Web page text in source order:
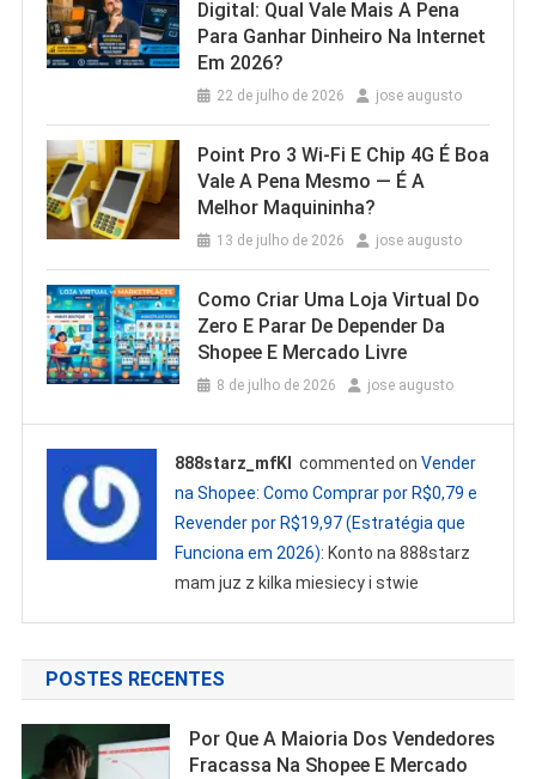
Digital: Qual Vale Mais A Pena
Para Ganhar Dinheiro Na Internet
Em 2026?
22 de julho de 2026 jose augusto
Point Pro 3 Wi‑Fi E Chip 4G É Boa
Vale A Pena Mesmo — É A
Melhor Maquininha?
13 de julho de 2026 jose augusto
Como Criar Uma Loja Virtual Do
Zero E Parar De Depender Da
Shopee E Mercado Livre
8 de julho de 2026 jose augusto
888starz_mfKl commented onVender
na Shopee: Como Comprar por R$0,79 e
Revender por R$19,97 (Estratégia que
Funciona em 2026): Konto na 888starz
mam juz z kilka miesiecy i stwie
POSTES RECENTES
Por Que A Maioria Dos Vendedores
Fracassa Na Shopee E Mercado